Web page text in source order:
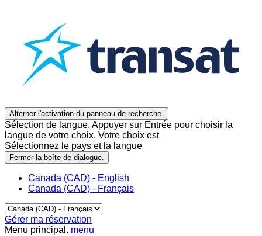
Alterner l'activation du panneau de recherche.
Sélection de langue. Appuyer sur Entrée pour choisir la
langue de votre choix. Votre choix est
Sélectionnez le pays et la langue
Fermer la boîte de dialogue.
Canada (CAD) - English
Canada (CAD) - Français
Gérer ma réservation
Menu principal. menu